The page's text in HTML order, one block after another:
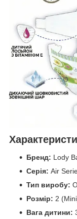
Бренд: Lody
Серія: Air
Тип виробу:
Розмір: 2
Вага дитини: